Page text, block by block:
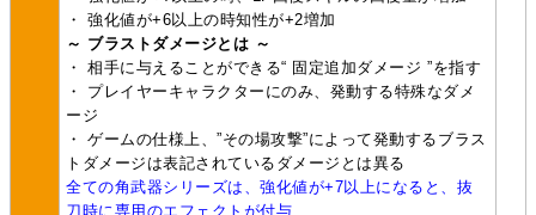
・ 強化値が+6以上の時知性が+2増加
～ ブラストダメージとは ～
・ 相手に与えることができる“ 固定追加ダメージ ”を指す
・ プレイヤーキャラクターにのみ、発動する特殊なダメ
ージ
・ ゲームの仕様上、”その場攻撃”によって発動するブラス
トダメージは表記されているダメージとは異る
全ての角武器シリーズは、強化値が+7以上になると、抜
刀時に専用のエフェクトが付与